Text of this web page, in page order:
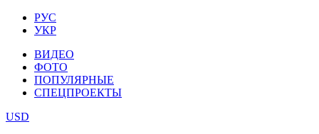
РУС
УКР
ВИДЕО
ФОТО
ПОПУЛЯРНЫЕ
СПЕЦПРОЕКТЫ
USD